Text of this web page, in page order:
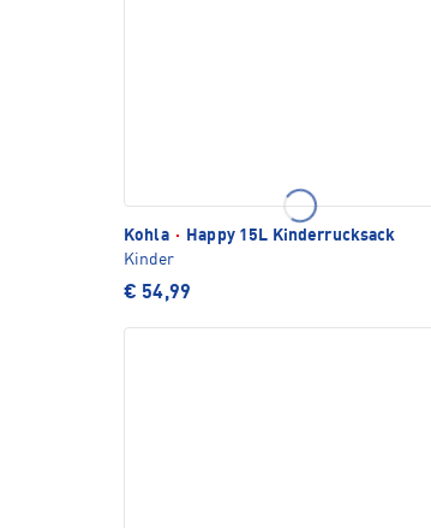
Kohla ·
Happy 15L Kinderrucksack
Kinder
€ 54,99